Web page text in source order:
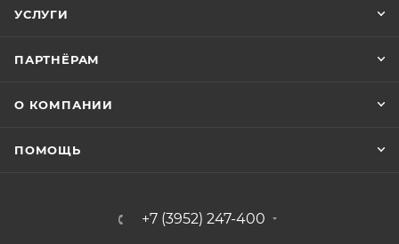
УСЛУГИ
ПАРТНЁРАМ
О КОМПАНИИ
ПОМОЩЬ
+7 (3952) 247-400